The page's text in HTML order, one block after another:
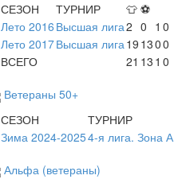
СЕЗОН
ТУРНИР 👕 ⚽
Лето 2016 Высшая лига2 0 1 0
Лето 2017Высшая лига19 1300
ВСЕГО
21 13 1 0
Ветераны 50+
СЕЗОН
ТУРНИР
Зима 2024-20254-я лига. Зона А
Альфа (ветераны)